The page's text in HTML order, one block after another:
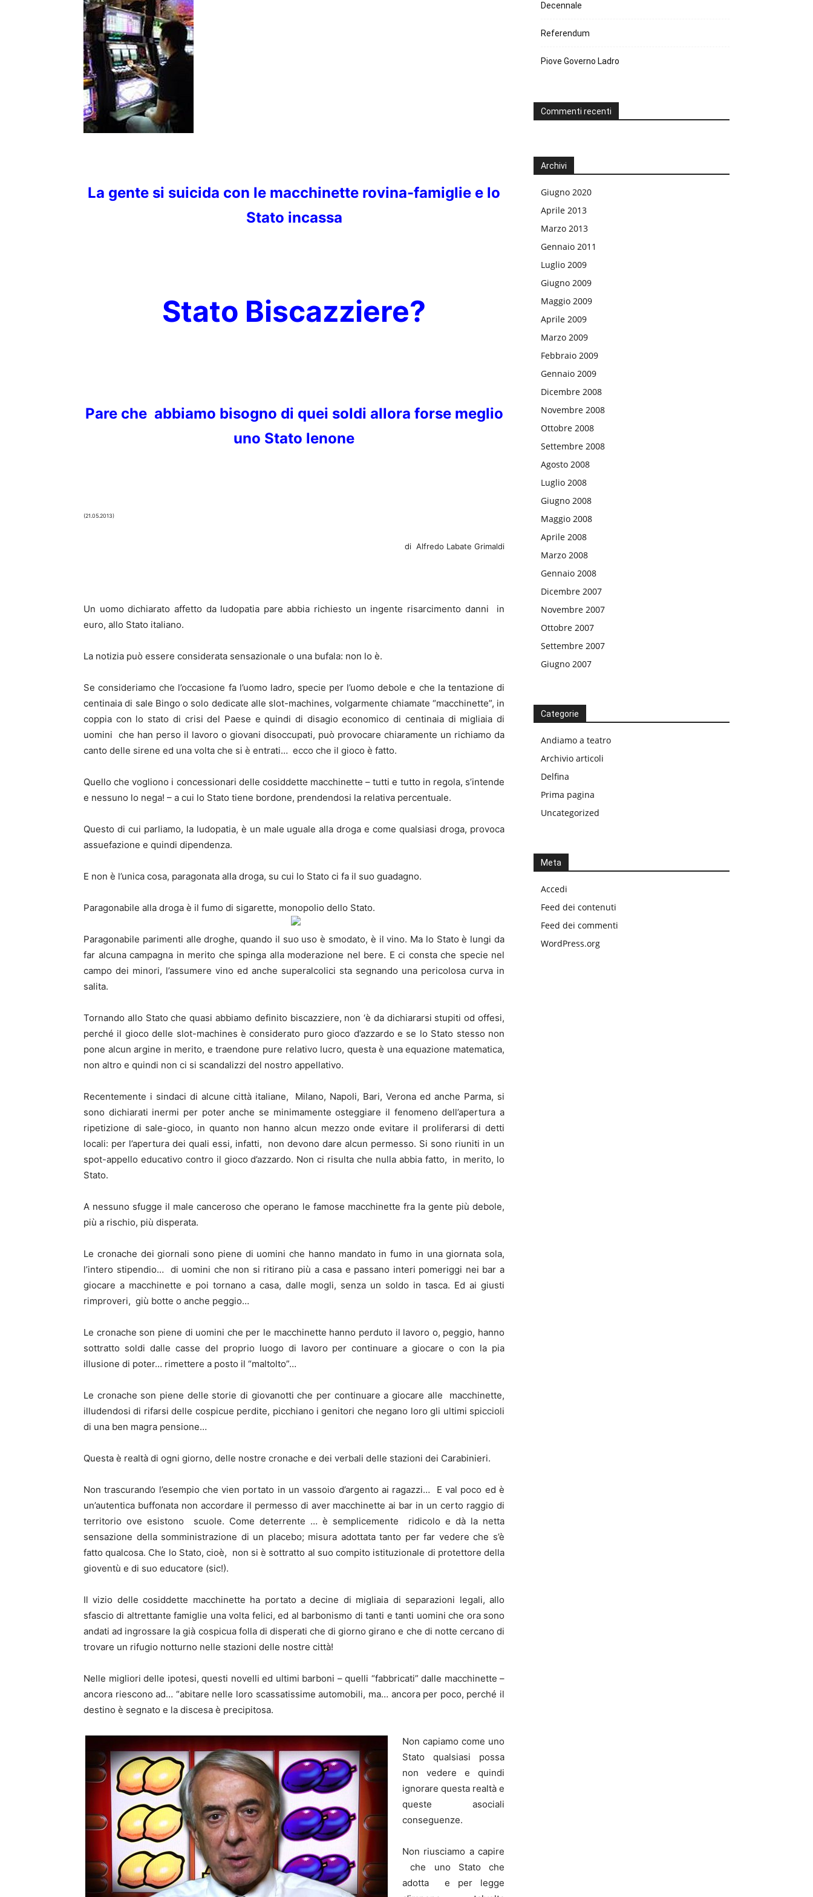
La gente si suicida con le macchinette rovina-famiglie e lo
Stato incassa
Stato Biscazziere?
Pare che abbiamo bisogno di quei soldi allora forse meglio
uno Stato lenone
(21.05.2013)
di Alfredo Labate Grimaldi
Un uomo dichiarato affetto da ludopatia pare abbia richiesto un ingente risarcimento danni in
euro, allo Stato italiano.
La notizia può essere considerata sensazionale o una bufala: non lo è.
Se consideriamo che l’occasione fa l’uomo ladro, specie per l’uomo debole e che la tentazione di
centinaia di sale Bingo o solo dedicate alle slot-machines, volgarmente chiamate “macchinette”, in
coppia con lo stato di crisi del Paese e quindi di disagio economico di centinaia di migliaia di
uomini che han perso il lavoro o giovani disoccupati, può provocare chiaramente un richiamo da
canto delle sirene ed una volta che si è entrati… ecco che il gioco è fatto.
Quello che vogliono i concessionari delle cosiddette macchinette – tutti e tutto in regola, s’intende
e nessuno lo nega! – a cui lo Stato tiene bordone, prendendosi la relativa percentuale.
Questo di cui parliamo, la ludopatia, è un male uguale alla droga e come qualsiasi droga, provoca
assuefazione e quindi dipendenza.
E non è l’unica cosa, paragonata alla droga, su cui lo Stato ci fa il suo guadagno.
Paragonabile alla droga è il fumo di sigarette, monopolio dello Stato.
Paragonabile parimenti alle droghe, quando il suo uso è smodato, è il vino. Ma lo Stato è lungi da
far alcuna campagna in merito che spinga alla moderazione nel bere. E ci consta che specie nel
campo dei minori, l’assumere vino ed anche superalcolici sta segnando una pericolosa curva in
salita.
Tornando allo Stato che quasi abbiamo definito biscazziere, non ‘è da dichiararsi stupiti od offesi,
perché il gioco delle slot-machines è considerato puro gioco d’azzardo e se lo Stato stesso non
pone alcun argine in merito, e traendone pure relativo lucro, questa è una equazione matematica,
non altro e quindi non ci si scandalizzi del nostro appellativo.
Recentemente i sindaci di alcune città italiane, Milano, Napoli, Bari, Verona ed anche Parma, si
sono dichiarati inermi per poter anche se minimamente osteggiare il fenomeno dell’apertura a
ripetizione di sale-gioco, in quanto non hanno alcun mezzo onde evitare il proliferarsi di detti
locali: per l’apertura dei quali essi, infatti, non devono dare alcun permesso. Si sono riuniti in un
spot-appello educativo contro il gioco d’azzardo. Non ci risulta che nulla abbia fatto, in merito, lo
Stato.
A nessuno sfugge il male canceroso che operano le famose macchinette fra la gente più debole,
più a rischio, più disperata.
Le cronache dei giornali sono piene di uomini che hanno mandato in fumo in una giornata sola,
l’intero stipendio… di uomini che non si ritirano più a casa e passano interi pomeriggi nei bar a
giocare a macchinette e poi tornano a casa, dalle mogli, senza un soldo in tasca. Ed ai giusti
rimproveri, giù botte o anche peggio…
Le cronache son piene di uomini che per le macchinette hanno perduto il lavoro o, peggio, hanno
sottratto soldi dalle casse del proprio luogo di lavoro per continuare a giocare o con la pia
illusione di poter… rimettere a posto il “maltolto”…
Le cronache son piene delle storie di giovanotti che per continuare a giocare alle macchinette,
illudendosi di rifarsi delle cospicue perdite, picchiano i genitori che negano loro gli ultimi spiccioli
di una ben magra pensione…
Questa è realtà di ogni giorno, delle nostre cronache e dei verbali delle stazioni dei Carabinieri.
Non trascurando l’esempio che vien portato in un vassoio d’argento ai ragazzi… E val poco ed è
un’autentica buffonata non accordare il permesso di aver macchinette ai bar in un certo raggio di
territorio ove esistono scuole. Come deterrente … è semplicemente ridicolo e dà la netta
sensazione della somministrazione di un placebo; misura adottata tanto per far vedere che s’è
fatto qualcosa. Che lo Stato, cioè, non si è sottratto al suo compito istituzionale di protettore della
gioventù e di suo educatore (sic!).
Il vizio delle cosiddette macchinette ha portato a decine di migliaia di separazioni legali, allo
sfascio di altrettante famiglie una volta felici, ed al barbonismo di tanti e tanti uomini che ora sono
andati ad ingrossare la già cospicua folla di disperati che di giorno girano e che di notte cercano di
trovare un rifugio notturno nelle stazioni delle nostre città!
Nelle migliori delle ipotesi, questi novelli ed ultimi barboni – quelli “fabbricati” dalle macchinette –
ancora riescono ad… “abitare nelle loro scassatissime automobili, ma… ancora per poco, perché il
destino è segnato e la discesa è precipitosa.
Non capiamo come uno
Stato qualsiasi possa
non vedere e quindi
ignorare questa realtà e
queste asociali
conseguenze.
Non riusciamo a capire
che uno Stato che
adotta e per legge
Decennale
Referendum
Piove Governo Ladro
Commenti recenti
Archivi
Giugno 2020
Aprile 2013
Marzo 2013
Gennaio 2011
Luglio 2009
Giugno 2009
Maggio 2009
Aprile 2009
Marzo 2009
Febbraio 2009
Gennaio 2009
Dicembre 2008
Novembre 2008
Ottobre 2008
Settembre 2008
Agosto 2008
Luglio 2008
Giugno 2008
Maggio 2008
Aprile 2008
Marzo 2008
Gennaio 2008
Dicembre 2007
Novembre 2007
Ottobre 2007
Settembre 2007
Giugno 2007
Categorie
Andiamo a teatro
Archivio articoli
Delfina
Prima pagina
Uncategorized
Meta
Accedi
Feed dei contenuti
Feed dei commenti
WordPress.org